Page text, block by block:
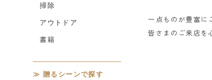
一点ものが豊富に
皆さまのご来店を
掃除
アウトドア
書籍
贈るシーンで探す